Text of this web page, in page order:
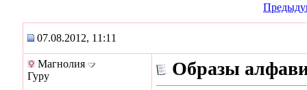
07.08.2012, 11:11
Магнолия
Гуру
Образы